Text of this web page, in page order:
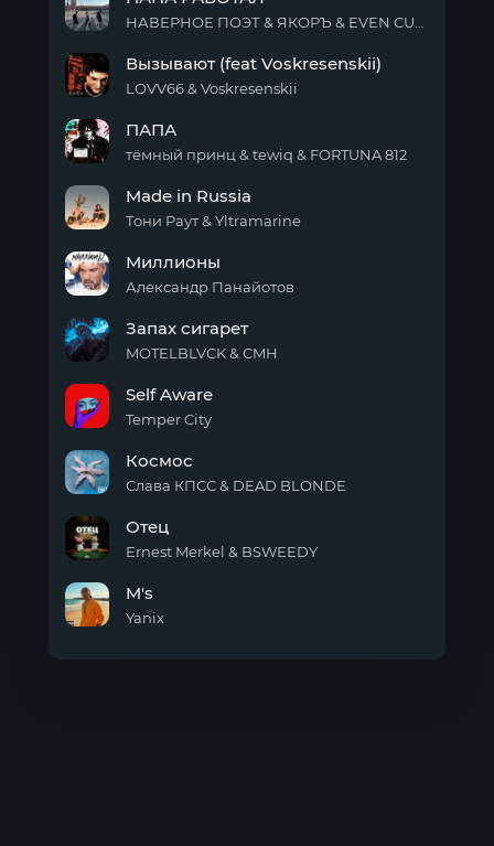
РАБОТАЛ
(feat
Voskresenskii)
Вызывают (feat Voskresenskii)
LOVV66 & Voskresenskii
ПАПА
тёмный принц & tewiq & FORTUNA 812
in
Russia
Made in Russia
Тони Раут & Yltramarine
Миллионы
Александр Панайотов
сигарет
Запах сигарет
MOTELBLVCK & CMH
Aware
Self Aware
Temper City
Космос
Слава КПСС & DEAD BLONDE
Отец
Ernest Merkel & BSWEEDY
M's
Yanix